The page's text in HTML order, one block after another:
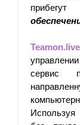
Teamon.live
сервис